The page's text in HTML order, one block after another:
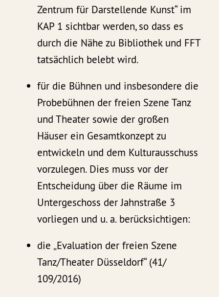
Zentrum für Darstellende Kunst“ im
KAP 1 sichtbar werden, so dass es
durch die Nähe zu Bibliothek und FFT
tatsächlich belebt wird.
für die Bühnen und insbesondere die
Probebühnen der freien Szene Tanz
und Theater sowie der großen
Häuser ein Gesamtkonzept zu
entwickeln und dem Kulturausschuss
vorzulegen. Dies muss vor der
Entscheidung über die Räume im
Untergeschoss der Jahnstraße 3
vorliegen und u. a. berücksichtigen:
die „Evaluation der freien Szene
Tanz/Theater Düsseldorf“ (41/
109/2016)